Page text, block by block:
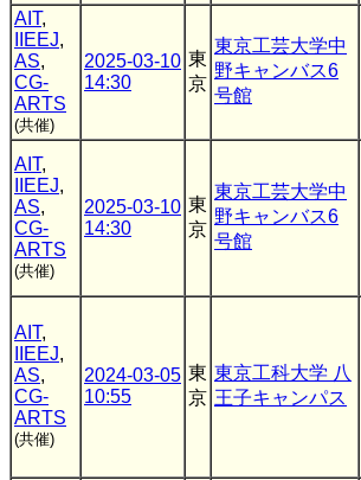
AIT,
IIEEJ,
AS,
CG-
ARTS
(共催)
2025-03-10
14:30
東
京
東京工芸大学中
野キャンバス6
号館
AIT,
IIEEJ,
AS,
CG-
ARTS
(共催)
2025-03-10
14:30
東
京
東京工芸大学中
野キャンバス6
号館
AIT,
IIEEJ,
AS,
CG-
ARTS
(共催)
2024-03-05
10:55
東
京
東京工科大学 八
王子キャンパス